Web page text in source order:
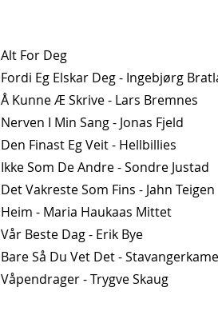
Alt For Deg
Fordi Eg Elskar Deg - Ingebjørg
Å Kunne Æ Skrive - Lars Bremnes
Nerven I Min Sang - Jonas Fjeld
Den Finast Eg Veit - Hellbillies
Ikke Som De Andre - Sondre Justad
Det Vakreste Som Fins - Jahn Teigen
Heim - Maria Haukaas Mittet
Vår Beste Dag - Erik Bye
Bare Så Du Vet Det -
Våpendrager - Trygve Skaug